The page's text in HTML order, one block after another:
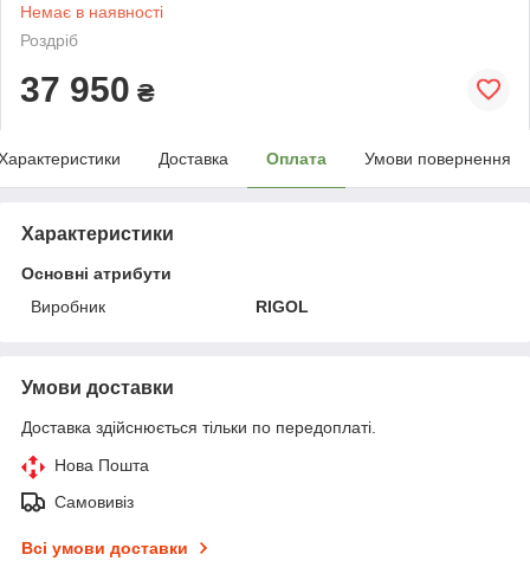
Немає в наявності
Роздріб
37 950 ₴
Доставка Оплата Умови повернення
Характеристики
Основні атрибути
Виробник
RIGOL
Умови доставки
Доставка здійснюється тільки по передоплаті.
Нова Пошта
Самовивіз
Всі умови доставки